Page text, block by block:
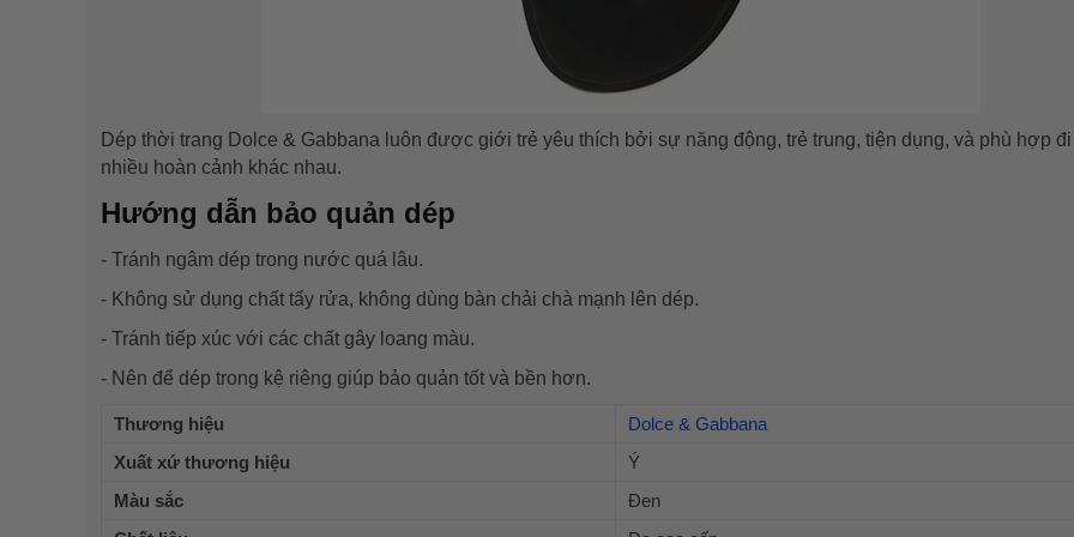
Dép thời trang Dolce & Gabbana luôn được giới trẻ yêu thích bởi sự năng động, trẻ trung, tiện dụng, và phù hợp đi
nhiều hoàn cảnh khác nhau.
Hướng dẫn bảo quản dép
- Tránh ngâm dép trong nước quá lâu.
- Không sử dụng chất tẩy rửa, không dùng bàn chải chà mạnh lên dép.
- Tránh tiếp xúc với các chất gây loang màu.
- Nên để dép trong kệ riêng giúp bảo quản tốt và bền hơn.
Thương hiệu
Dolce & Gabbana
Xuất xứ thương hiệu
Ý
Màu sắc
Đen